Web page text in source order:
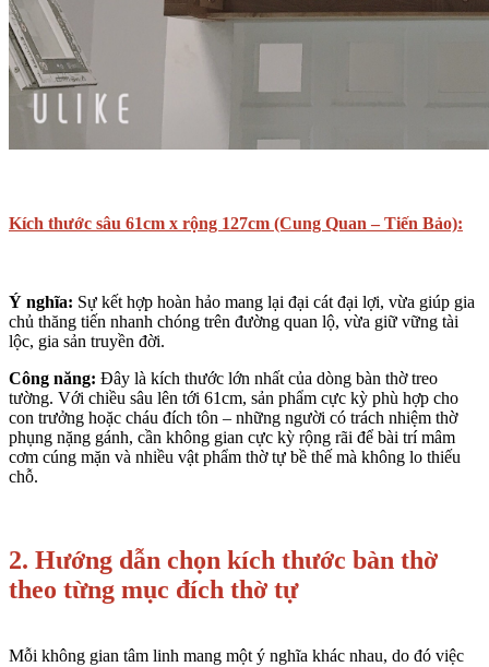
Kích thước sâu 61cm x rộng 127cm (Cung Quan – Tiến Bảo):
Ý nghĩa: Sự kết hợp hoàn hảo mang lại đại cát đại lợi, vừa giúp gia
chủ thăng tiến nhanh chóng trên đường quan lộ, vừa giữ vững tài
lộc, gia sản truyền đời.
Công năng: Đây là kích thước lớn nhất của dòng bàn thờ treo
tường. Với chiều sâu lên tới 61cm, sản phẩm cực kỳ phù hợp cho
con trưởng hoặc cháu đích tôn – những người có trách nhiệm thờ
phụng nặng gánh, cần không gian cực kỳ rộng rãi để bài trí mâm
cơm cúng mặn và nhiều vật phẩm thờ tự bề thế mà không lo thiếu
chỗ.
2. Hướng dẫn chọn kích thước bàn thờ
theo từng mục đích thờ tự
Mỗi không gian tâm linh mang một ý nghĩa khác nhau, do đó việc